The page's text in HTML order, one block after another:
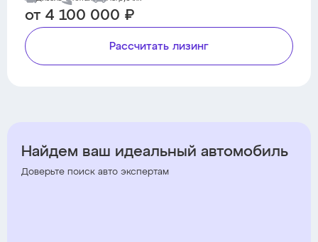
от 4 100 000 ₽
Рассчитать лизинг
Найдем ваш идеальный автомобиль
Доверьте поиск авто экспертам